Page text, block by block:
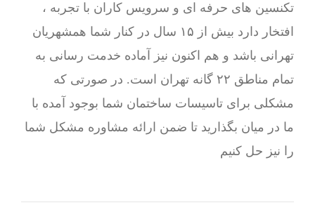
تکنسین های حرفه ای و سرویس کاران با تجربه ،
افتخار دارد بیش از ۱۵ سال در کنار شما همشهریان
تهرانی باشد و هم اکنون نیز آماده خدمت رسانی به
تمام مناطق ۲۲ گانه تهران است. در صورتی که
مشکلی برای تاسیسات ساختمان شما بوجود آمده با
ما در میان بگذارید تا ضمن ارائه مشاوره مشکل شما
را نیز حل کنیم